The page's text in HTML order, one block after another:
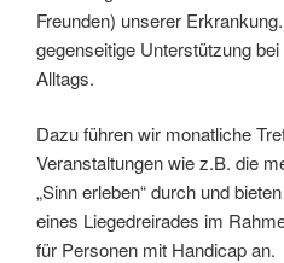
Freunden) unserer
gegenseitige Unterstützung
Alltags.
Dazu führen wir monatliche
Veranstaltungen wie z.B. die
„Sinn erleben“ durch und
eines Liegedreirades im
für Personen mit Handicap an.